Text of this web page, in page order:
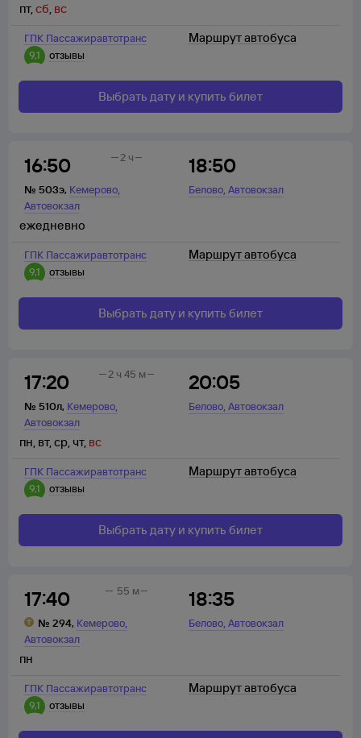
ГПК Пассажиравтотранс
9,1
отзывы
пт,сб, вс
Маршрут автобуса
Выбрать дату и купить билет
16:50
№ 503э, Кемерово,
Автовокзал
18:50
Белово,Автовокзал
2 ч
ГПК Пассажиравтотранс
9,1
отзывы
ежедневно
Маршрут автобуса
Выбрать дату и купить билет
17:20
№ 510л, Кемерово,
Автовокзал
20:05
Белово,Автовокзал
2 ч 45 м
ГПК Пассажиравтотранс
9,1
отзывы
пн, вт,ср, чт, вс
Маршрут автобуса
Выбрать дату и купить билет
17:40
№ 294, Кемерово,
Автовокзал
18:35
Белово,Автовокзал
55 м
ГПК Пассажиравтотранс
9,1
отзывы
пн
Маршрут автобуса